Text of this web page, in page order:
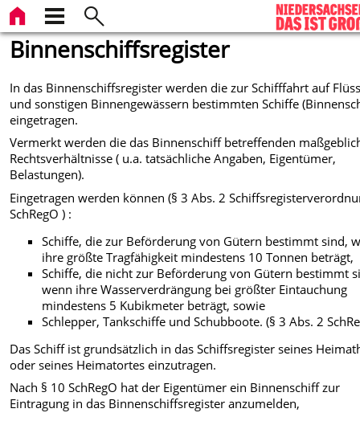
Binnenschiffsregister
In das Binnenschiffsregister werden die zur Schifffahrt auf
und sonstigen Binnengewässern bestimmten Schiffe
eingetragen.
Vermerkt werden die das Binnenschiff betreffenden
Rechtsverhältnisse ( u.a. tatsächliche Angaben, Eigentümer,
Belastungen).
Eingetragen werden können (§ 3 Abs. 2
SchRegO ) :
Schiffe, die zur Beförderung von Gütern bestimmt sind,
ihre größte Tragfähigkeit mindestens 10 Tonnen beträgt,
Schiffe, die nicht zur Beförderung von Gütern bestimmt
wenn ihre Wasserverdrängung bei größter Eintauchung
mindestens 5 Kubikmeter beträgt, sowie
Schlepper, Tankschiffe und Schubboote. (§ 3 Abs. 2
Das Schiff ist grundsätzlich in das Schiffsregister seines
oder seines Heimatortes einzutragen.
Nach § 10 SchRegO hat der Eigentümer ein Binnenschiff zur
Eintragung in das Binnenschiffsregister anzumelden,